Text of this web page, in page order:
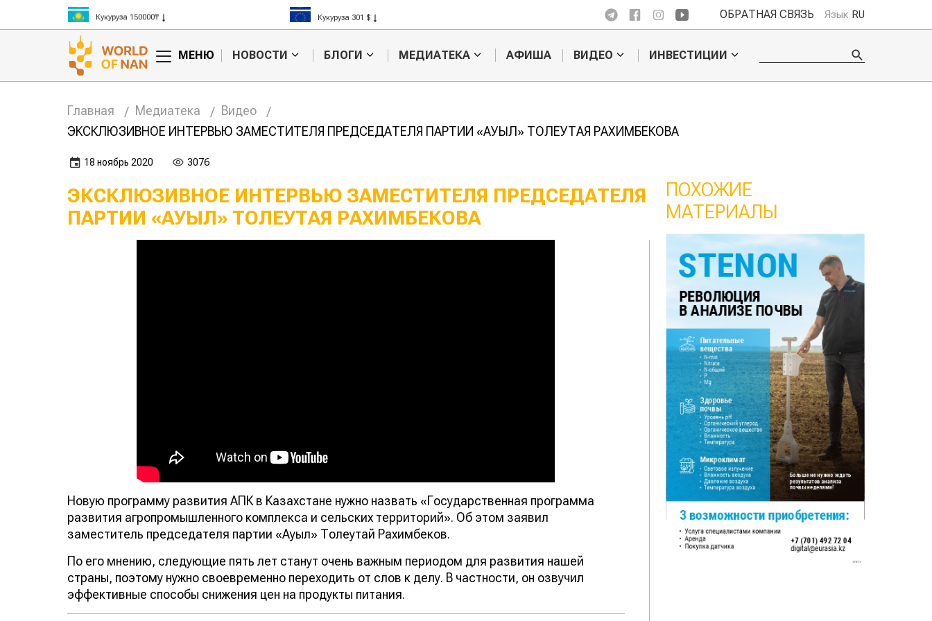
Кукуруза 150000₸
Рис 300000₸
Пшеница 3 класс 125000₸
Кукуруза 301 $
Рис 408 $
ОБРАТНАЯ СВЯЗЬ Язык RU
МЕНЮ НОВОСТИ БЛОГИ МЕДИАТЕКА АФИША ВИДЕО ИНВЕСТИЦИИ
Главная Медиатека
Видео
ЭКСКЛЮЗИВНОЕ ИНТЕРВЬЮ ЗАМЕСТИТЕЛЯ ПРЕДСЕДАТЕЛЯ ПАРТИИ «АУЫЛ» ТОЛЕУТАЯ РАХИМБЕКОВА
18 ноябрь 2020 3076
ЭКСКЛЮЗИВНОЕ ИНТЕРВЬЮ ЗАМЕСТИТЕЛЯ ПРЕДСЕДАТЕЛЯ
ПАРТИИ «АУЫЛ» ТОЛЕУТАЯ РАХИМБЕКОВА
Новую программу развития АПК в Казахстане нужно назвать «Государственная программа
развития агропромышленного комплекса и сельских территорий». Об этом заявил
заместитель председателя партии «Ауыл» Толеутай Рахимбеков.
По его мнению, следующие пять лет станут очень важным периодом для развития нашей
страны, поэтому нужно своевременно переходить от слов к делу. В частности, он озвучил
эффективные способы снижения цен на продукты питания.
ПОХОЖИЕ
МАТЕРИАЛЫ